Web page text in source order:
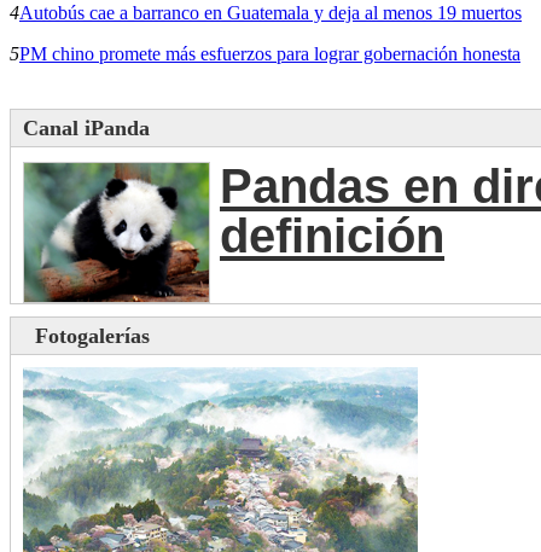
4Autobús cae a barranco en Guatemala y deja al menos 19 muertos
5PM chino promete más esfuerzos para lograr gobernación honesta
Canal iPanda
Pandas en
definición
Fotogalerías